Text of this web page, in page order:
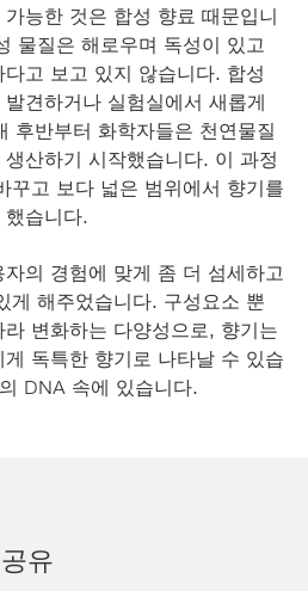
능한 것은 합성 향료 때문입니
물질은 해로우며 독성이 있고
고 보고 있지 않습니다. 합성
견하거나 실험실에서 새롭게
후반부터 화학자들은 천연물질
산하기 시작했습니다. 이 과정
꾸고 보다 넓은 범위에서 향기를
습니다.
의 경험에 맞게 좀 더 섬세하고
게 해주었습니다. 구성요소 뿐
변화하는 다양성으로, 향기는
독특한 향기로 나타날 수 있습
DNA 속에 있습니다.
공유